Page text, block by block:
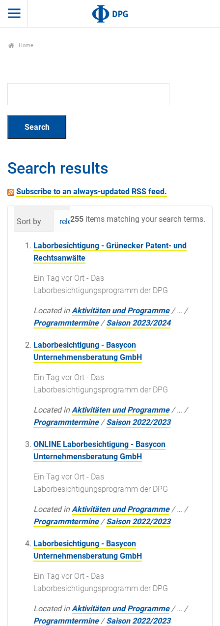
Home
Search results
Subscribe to an always-updated RSS feed.
255 items matching your search terms.
Sort by relevance date (newest first)
Laborbesichtigung - Grünecker Patent- und
Rechtsanwälte
Ein Tag vor Ort - Das
Laborbesichtigungsprogramm der DPG
Located in Aktivitäten und Programme /… /
Programmtermine /Saison 2023/2024
Laborbesichtigung - Basycon
Unternehmensberatung GmbH
Ein Tag vor Ort - Das
Laborbesichtigungsprogramm der DPG
Located in Aktivitäten und Programme /… /
Programmtermine /Saison 2022/2023
ONLINE Laborbesichtigung - Basycon
Unternehmensberatung GmbH
Ein Tag vor Ort - Das
Laborbesichtigungsprogramm der DPG
Located in Aktivitäten und Programme /… /
Programmtermine /Saison 2022/2023
Laborbesichtigung - Basycon
Unternehmensberatung GmbH
Ein Tag vor Ort - Das
Laborbesichtigungsprogramm der DPG
Located in Aktivitäten und Programme /… /
Programmtermine /Saison 2022/2023